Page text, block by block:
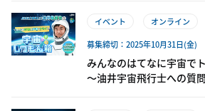
イベント
オンライン
募集締切：2025年10月31日(金)
みんなのはてなに宇宙で
～油井宇宙飛行士への質